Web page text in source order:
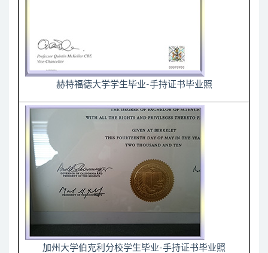
赫特福德大学学生毕业-手持证书毕业照
加州大学伯克利分校学生毕业-手持证书毕业照